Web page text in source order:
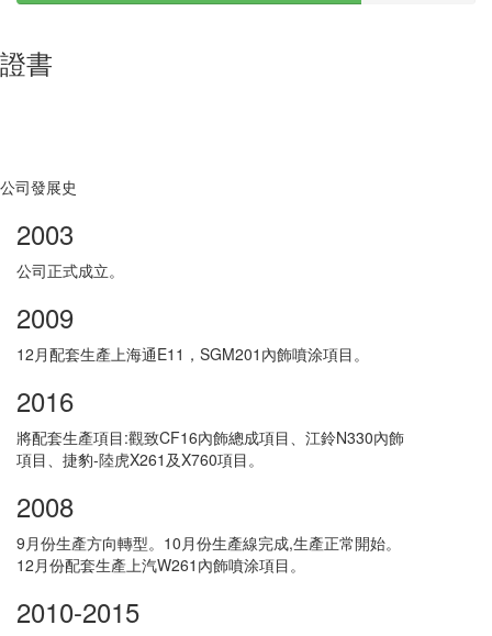
證書
公司發展史
2003
公司正式成立。
2009
12月配套生產上海通E11，SGM201內飾噴涂項目。
2016
將配套生產項目:觀致CF16內飾總成項目、江鈴N330內飾
項目、捷豹-陸虎X261及X760項目。
2008
9月份生產方向轉型。10月份生產線完成,生產正常開始。
12月份配套生產上汽W261內飾噴涂項目。
2010-2015